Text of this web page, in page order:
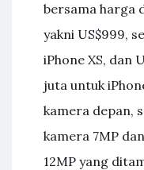
bersama harga
yakni US$999,
iPhone XS, dan
juta untuk
kamera depan,
kamera 7MP
12MP yang